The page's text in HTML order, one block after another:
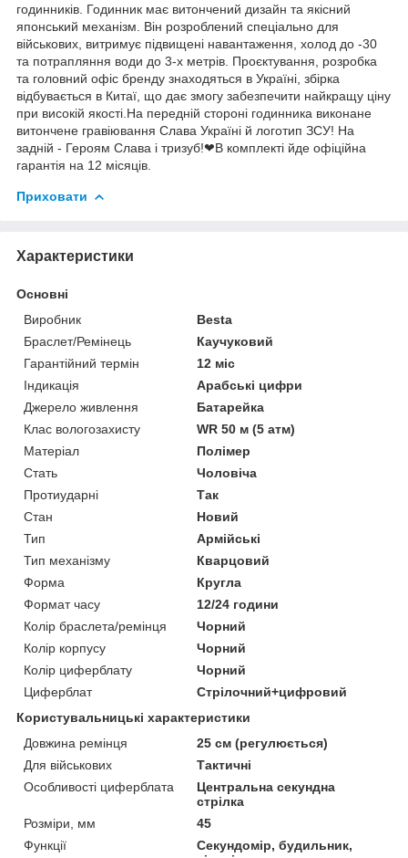
годинників. Годинник має витончений дизайн та якісний
японський механізм. Він розроблений спеціально для
військових, витримує підвищені навантаження, холод до -30
та потрапляння води до 3-х метрів. Проєктування, розробка
та головний офіс бренду знаходяться в Україні, збірка
відбувається в Китаї, що дає змогу забезпечити найкращу ціну
при високій якості.На передній стороні годинника виконане
витончене гравіювання Слава Україні й логотип ЗСУ! На
задній - Героям Слава і тризуб!❤В комплекті йде офіційна
гарантія на 12 місяців.
Приховати
Характеристики
Основні
Виробник
Besta
Браслет/Ремінець
Каучуковий
Гарантійний термін
12 міс
Індикація
Арабські цифри
Джерело живлення
Батарейка
Клас вологозахисту
WR 50 м (5 атм)
Матеріал
Полімер
Стать
Чоловіча
Протиударні
Так
Стан
Новий
Тип
Армійські
Тип механізму
Кварцовий
Форма
Кругла
Формат часу
12/24 години
Колір браслета/ремінця
Чорний
Колір корпусу
Чорний
Колір циферблату
Чорний
Циферблат
Стрілочний+цифровий
Користувальницькі характеристики
Довжина ремінця
25 см (регулюється)
Для військових
Тактичні
Особливості циферблата
Центральна секундна
стрілка
Розміри, мм
45
Функції
Секундомір, будильник,